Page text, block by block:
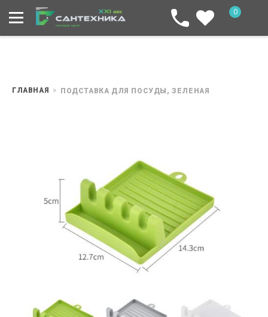
0
ГЛАВНАЯ ПОДСТАВКА ДЛЯ ПОСУДЫ, ЗЕЛЕНАЯ